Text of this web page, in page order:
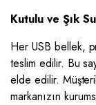
Kutulu ve Şık
Her USB bellek,
teslim edilir. Bu
elde edilir.
markanızın